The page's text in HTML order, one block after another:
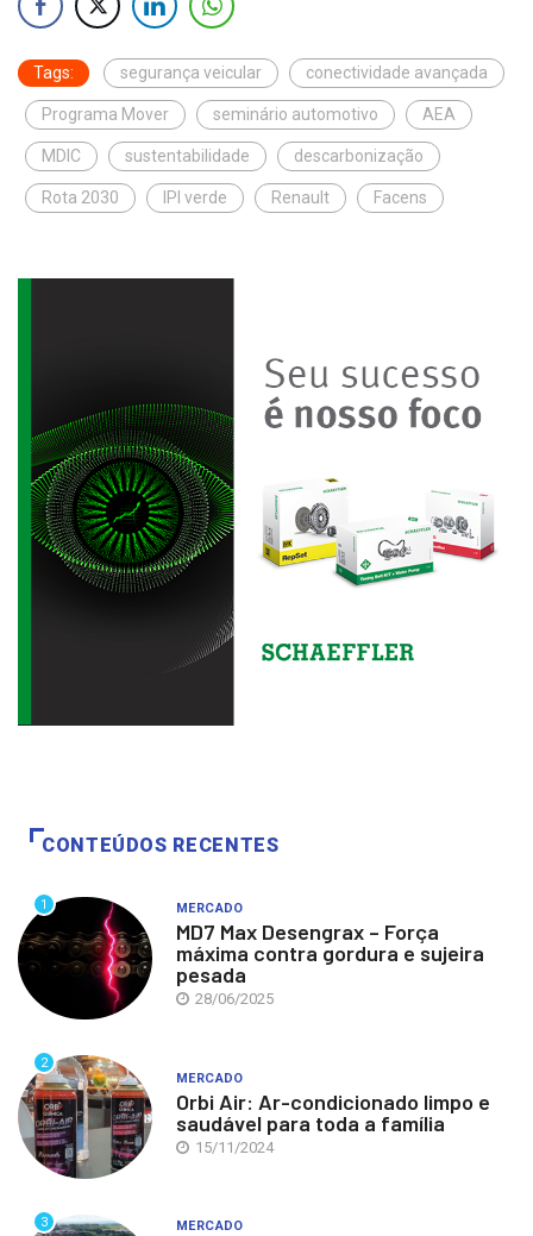
Tags: segurança veicular conectividade avançada
Programa Mover seminário automotivo AEA
MDIC sustentabilidade descarbonização
Rota 2030 IPI verde Renault Facens
CONTEÚDOS RECENTES
1 MERCADO
MD7 Max Desengrax – Força
máxima contra gordura e sujeira
pesada
28/06/2025
2
MERCADO
Orbi Air: Ar-condicionado limpo e
saudável para toda a família
15/11/2024
3 MERCADO